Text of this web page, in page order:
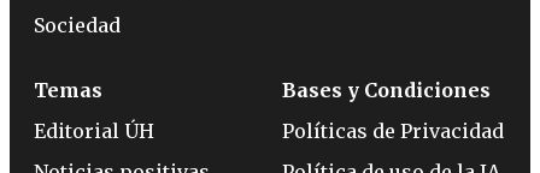
Sociedad
Temas
Editorial ÚH
Bases y Condiciones
Políticas de Privacidad